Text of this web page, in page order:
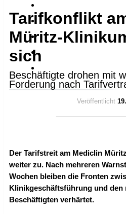
Tarifkonflikt
Müritz-
sich
Beschäftigte drohen mit
Forderung nach
Veröffentlicht
Der Tarifstreit am Mediclin
weiter zu. Nach mehreren
Wochen bleiben die Fronten
Klinikgeschäftsführung und den
Beschäftigten verhärtet.